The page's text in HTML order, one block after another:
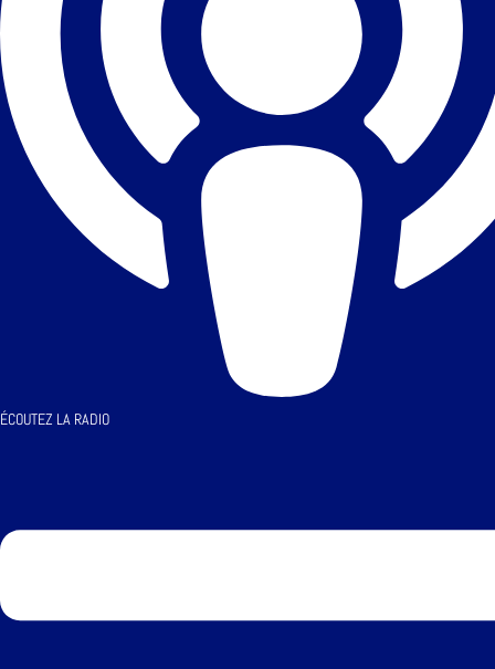
ÉCOUTEZ LA RADIO